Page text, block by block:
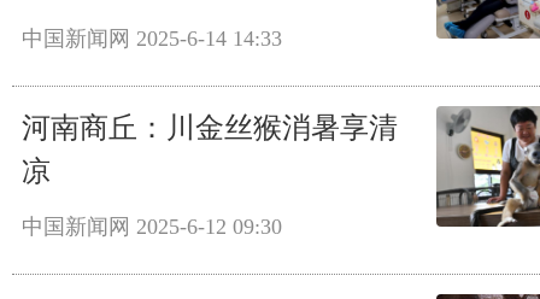
中国新闻网 2025-6-14 14:33
河南商丘：川金丝猴消暑享清
凉
中国新闻网 2025-6-12 09:30